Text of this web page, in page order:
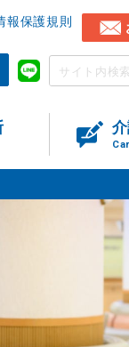
報保護規則